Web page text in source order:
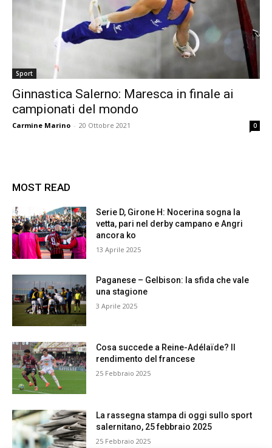
Sport
Ginnastica Salerno: Maresca in finale ai
campionati del mondo
Carmine Marino - 20 Ottobre 2021 0
MOST READ
Serie D, Girone H: Nocerina sogna la
vetta, pari nel derby campano e Angri
ancora ko
13 Aprile 2025
Paganese – Gelbison: la sfida che vale
una stagione
3 Aprile 2025
Cosa succede a Reine-Adélaïde? Il
rendimento del francese
25 Febbraio 2025
La rassegna stampa di oggi sullo sport
salernitano, 25 febbraio 2025
25 Febbraio 2025